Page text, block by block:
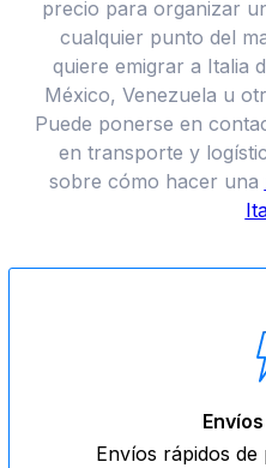
precio para organizar
cualquier punto del
quiere emigrar a Italia
México, Venezuela u
Puede ponerse en
en transporte y
sobre cómo hacer una
Envíos rápidos de